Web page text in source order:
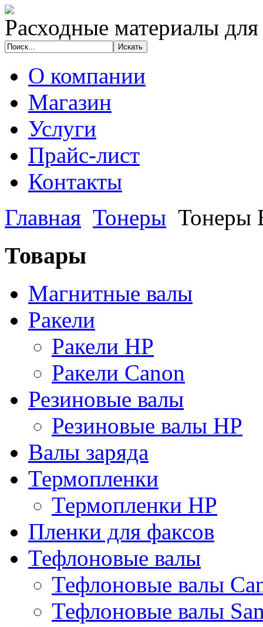
Расходные материалы
О компании
Магазин
Услуги
Прайс-лист
Контакты
Главная Тонеры Тонеры
Товары
Магнитные валы
Ракели
Ракели HP
Ракели Canon
Резиновые валы
Резиновые валы HP
Валы заряда
Термопленки
Термопленки HP
Пленки для факсов
Тефлоновые валы
Тефлоновые валы
Тефлоновые валы